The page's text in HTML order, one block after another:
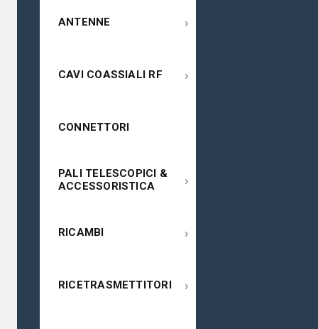
ANTENNE ›
CAVI COASSIALI RF ›
CONNETTORI
PALI TELESCOPICI &
ACCESSORISTICA
›
RICAMBI ›
RICETRASMETTITORI ›